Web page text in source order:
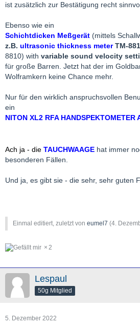
ist zusätzlich zur Bestätigung recht
Ebenso wie ein
Schichtdicken Meßgerät (mittels
z.B. ultrasonic thickness meterTM-
8810) with variable sound velocity
für große Barren. Jetzt hat der im
Wolframkern keine Chance mehr.
Nur für den wirklich anspruchsvollen
ein
NITON XL2 RFA
Ach ja - die TAUCHWAAGE hat immer
besonderen Fällen.
Und ja, es gibt sie - die sehr, sehr guten
Einmal editiert, zuletzt von eumel7 (4.
2
Lespaul
50g Mitglied
5. Dezember 2022